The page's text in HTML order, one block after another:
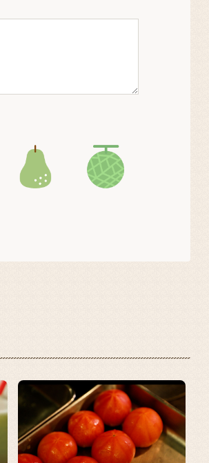
アイコン6 アイコン7